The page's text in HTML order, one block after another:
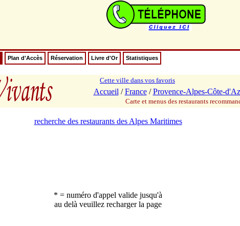
Plan d'Accès Réservation Livre d'Or Statistiques
Cette ville dans vos favoris
Accueil /France/Provence-Alpes-Côte-
Carte et menus des restaurants
recherche des restaurants des Alpes Maritimes
* = numéro d'appel valide jusqu'à
au delà veuillez recharger la page